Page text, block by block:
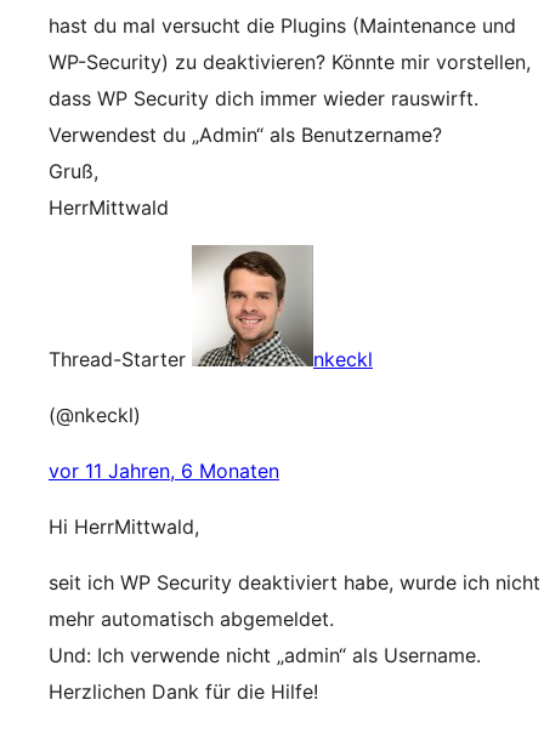
hast du mal versucht die Plugins (Maintenance und
WP-Security) zu deaktivieren? Könnte mir vorstellen,
dass WP Security dich immer wieder rauswirft.
Verwendest du „Admin“ als Benutzername?
Gruß,
HerrMittwald
Thread-Starter nkeckl
(@nkeckl)
vor 11 Jahren, 6 Monaten
Hi HerrMittwald,
seit ich WP Security deaktiviert habe, wurde ich nicht
mehr automatisch abgemeldet.
Und: Ich verwende nicht „admin“ als Username.
Herzlichen Dank für die Hilfe!